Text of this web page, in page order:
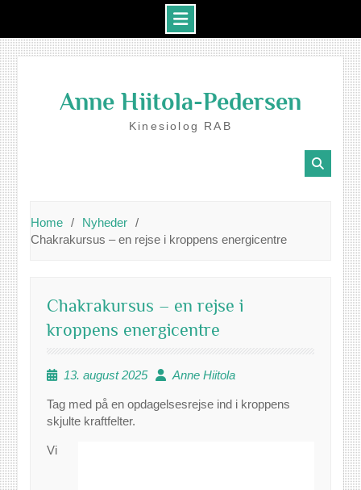
contentAnne Hiitola-Pedersen
Kinesiolog RAB
Home
Nyheder
Chakrakursus – en rejse i kroppens energicentre
Chakrakursus – en rejse i
kroppens energicentre
13. august 2025 Anne Hiitola
Tag med på en opdagelsesrejse ind i kroppens
skjulte kraftfelter.
Vi